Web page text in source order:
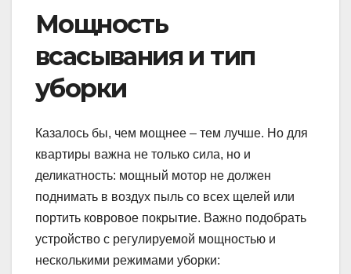
Мощность
всасывания и тип
уборки
Казалось бы, чем мощнее – тем лучше. Но для
квартиры важна не только сила, но и
деликатность: мощный мотор не должен
поднимать в воздух пыль со всех щелей или
портить ковровое покрытие. Важно подобрать
устройство с регулируемой мощностью и
несколькими режимами уборки: